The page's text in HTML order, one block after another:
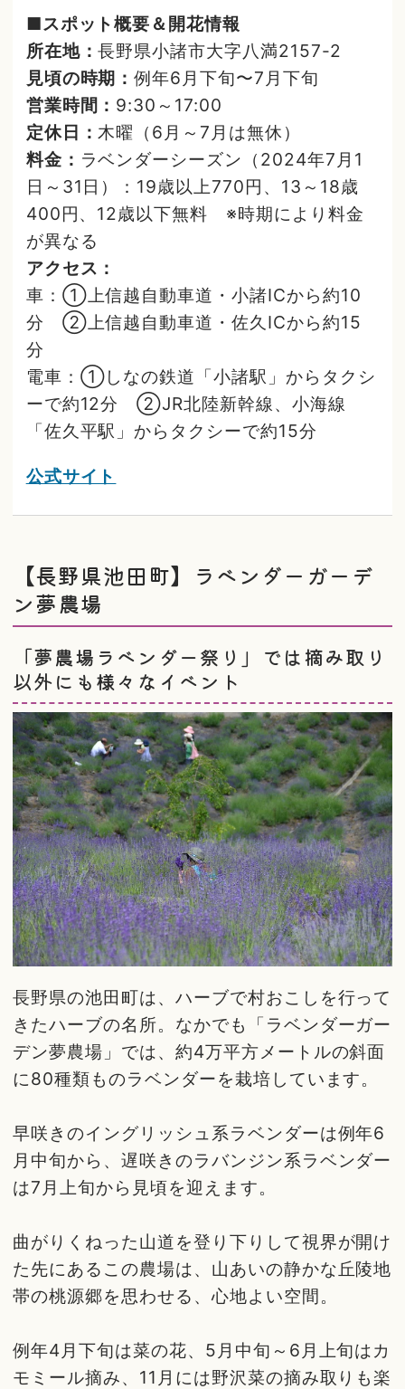
■スポット概要＆開花情報
所在地：長野県小諸市大字八満2157-2
見頃の時期：例年6月下旬〜7月下旬
営業時間： 9:30～17:00
定休日：木曜（6月～7月は無休）
料金： ラベンダーシーズン（2024年7月1
日～31日）：19歳以上770円、13～18歳
400円、12歳以下無料 ※時期により料金
が異なる
アクセス：
車：①上信越自動車道・小諸ICから約10
分 ②上信越自動車道・佐久ICから約15
分
電車：①しなの鉄道「小諸駅」からタクシ
ーで約12分 ②JR北陸新幹線、小海線
「佐久平駅」からタクシーで約15分
公式サイト
【長野県池田町】ラベンダーガーデ
ン夢農場
「夢農場ラベンダー祭り」では摘み取り
以外にも様々なイベント
長野県の池田町は、ハーブで村おこしを行って
きたハーブの名所。なかでも「ラベンダーガー
デン夢農場」では、約4万平方メートルの斜面
に80種類ものラベンダーを栽培しています。
早咲きのイングリッシュ系ラベンダーは例年6
月中旬から、遅咲きのラバンジン系ラベンダー
は7月上旬から見頃を迎えます。
曲がりくねった山道を登り下りして視界が開け
た先にあるこの農場は、山あいの静かな丘陵地
帯の桃源郷を思わせる、心地よい空間。
例年4月下旬は菜の花、5月中旬～6月上旬はカ
モミール摘み、11月には野沢菜の摘み取りも楽